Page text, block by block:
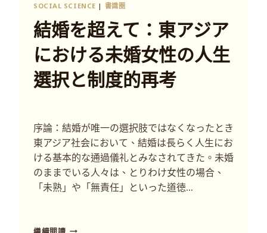
SOCIAL SCIENCE | 書識圈
結婚を超えて：東アジア
における未婚女性の人生
選択と制度的再考
序論：結婚が唯一の選択肢ではなくなったとき
東アジア社会において、結婚は長らく人生にお
ける基本的な通過儀礼とみなされてきた。未婚
のままでいる人々は、とりわけ女性の場合、
「未熟」や「無責任」といった道徳…